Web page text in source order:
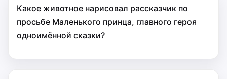
Какое животное нарисовал рассказчик по
просьбе Маленького принца, главного героя
одноимённой сказки?